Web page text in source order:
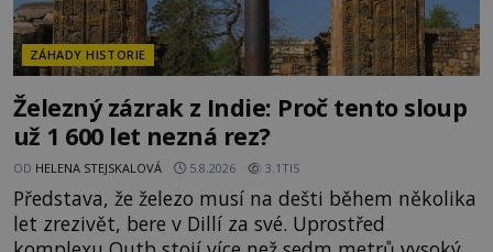
ZÁHADY HISTORIE
Železný zázrak z Indie: Proč tento sloup
už 1 600 let nezná rez?
OD HELENA STEJSKALOVÁ 5.8.2026 3.1TIS
Představa, že železo musí na dešti během několika
let zrezivět, bere v Dillí za své. Uprostřed